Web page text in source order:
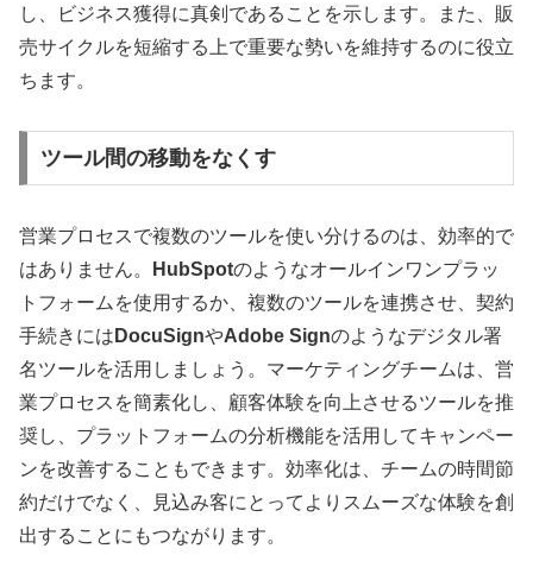
し、ビジネス獲得に真剣であることを示します。また、販
売サイクルを短縮する上で重要な勢いを維持するのに役立
ちます。
ツール間の移動をなくす
営業プロセスで複数のツールを使い分けるのは、効率的で
はありません。 HubSpotのようなオールインワンプラッ
トフォームを使用するか、複数のツールを連携させ、契約
手続きには DocuSignやAdobe Signのようなデジタル署
名ツールを活用しましょう 。マーケティングチームは、営
業プロセスを簡素化し、顧客体験を向上させるツールを推
奨し、プラットフォームの分析機能を活用してキャンペー
ンを改善することもできます。効率化は、チームの時間節
約だけでなく、見込み客にとってよりスムーズな体験を創
出することにもつながります。